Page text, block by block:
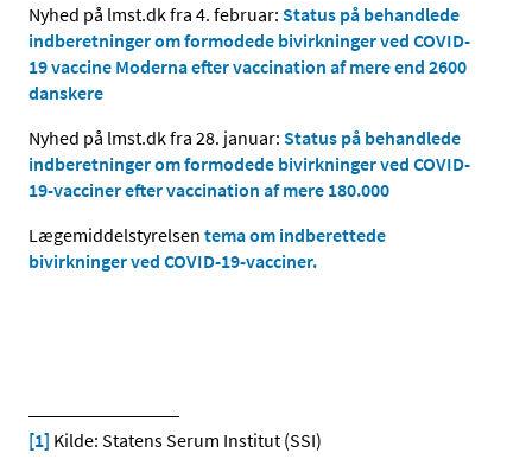
Nyhed på lmst.dk fra 4. februar: Status på behandlede
indberetninger om formodede bivirkninger ved COVID-
19 vaccine Moderna efter vaccination af mere end 2600
danskere
Nyhed på lmst.dk fra 28. januar: Status på behandlede
indberetninger om formodede bivirkninger ved COVID-
19-vacciner efter vaccination af mere 180.000
Lægemiddelstyrelsen tema om indberettede
bivirkninger ved COVID-19-vacciner.
[1] Kilde: Statens Serum Institut (SSI)